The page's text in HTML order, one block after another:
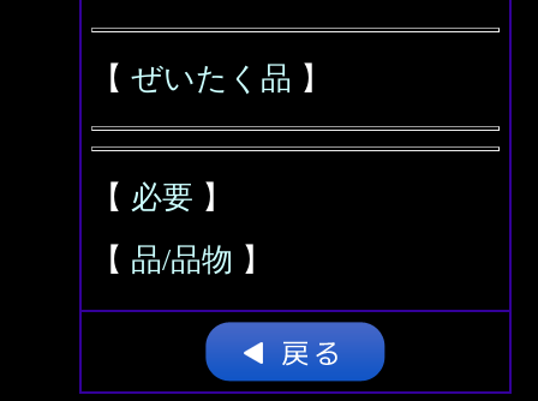
【 ぜいたく品 】
【 必要 】
【 品/品物 】